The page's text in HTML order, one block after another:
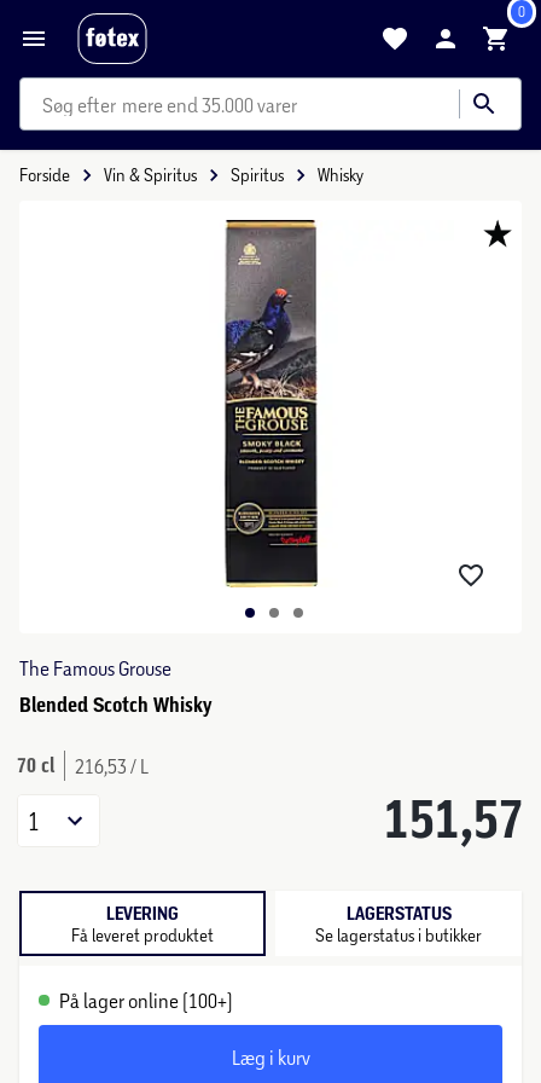
0
mere end 35.000 varer
Forside Vin & Spiritus Spiritus Whisky
The Famous Grouse
Blended Scotch Whisky
70 cl 216,53 / L
151,57
1
LEVERING
Få leveret produktet
LAGERSTATUS
Se lagerstatus i butikker
På lager online (100+)
Læg i kurv